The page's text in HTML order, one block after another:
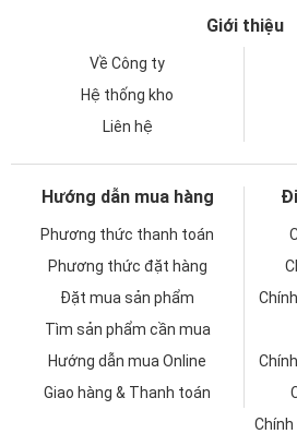
Giới thiệu
Về Công ty
Hệ thống kho
Liên hệ
Hướng dẫn mua hàng
Phương thức thanh toán
Phương thức đặt hàng
Đặt mua sản phẩm
Tìm sản phẩm cần mua
Hướng dẫn mua Online
Giao hàng & Thanh toán